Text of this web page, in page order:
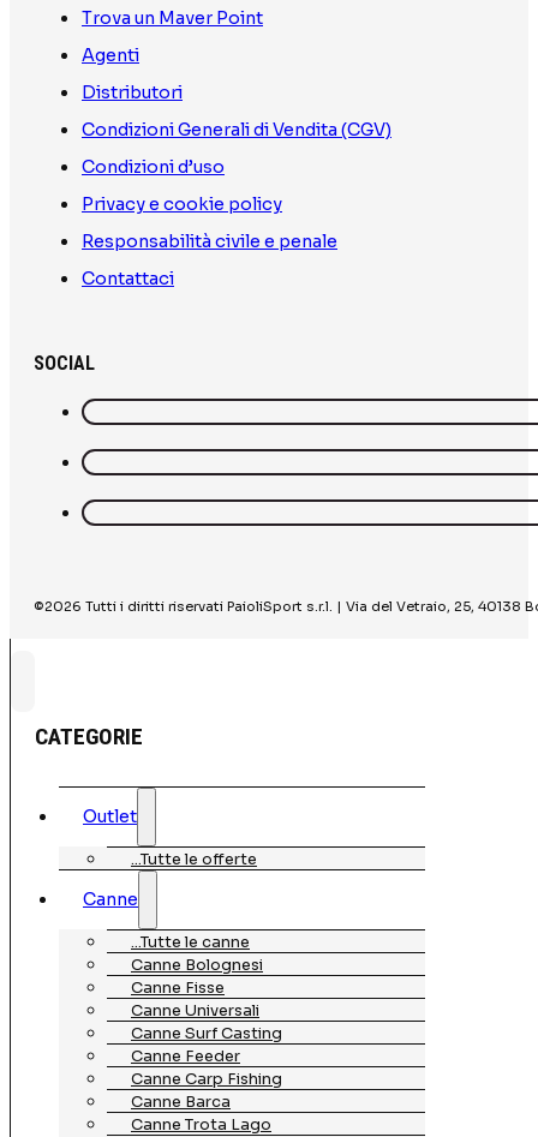
Trova un Maver Point
Agenti
Distributori
Condizioni Generali di Vendita (CGV)
Condizioni d’uso
Privacy e cookie policy
Responsabilità civile e penale
Contattaci
SOCIAL
©2026 Tutti i diritti riservati PaioliSport s.r.l. | Via del Vetraio, 25, 40138
CATEGORIE
Outlet
…Tutte le offerte
Canne
…Tutte le canne
Canne Bolognesi
Canne Fisse
Canne Universali
Canne Surf Casting
Canne Feeder
Canne Carp Fishing
Canne Barca
Canne Trota Lago